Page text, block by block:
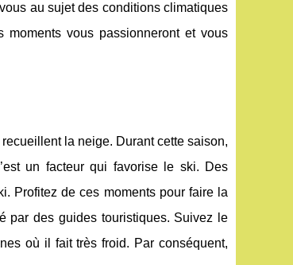
au sujet des conditions climatiques
vous passionneront et vous
la neige. Durant cette saison,
un facteur qui favorise le ski. Des
Profitez de ces moments pour faire la
par des guides touristiques. Suivez le
où il fait très froid. Par conséquent,